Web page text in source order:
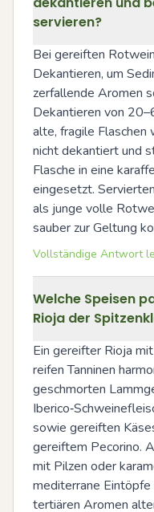
servieren?
Bei gereiften
Dekantieren, um
zerfallende Aromen
Dekantieren von
alte, fragile Flaschen
nicht dekantiert und
Flasche in eine
eingesetzt.
als junge volle
sauber zur Geltung
Vollständige Antwort
Welche Speisen
Rioja der
Ein gereifter Rioja
reifen Tanninen
geschmorten
sowie gereiften
gereiftem Pecorino.
mit Pilzen oder
mediterrane
tertiären Aromen